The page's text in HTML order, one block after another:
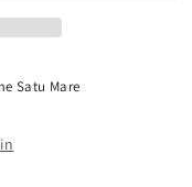
Satu Mare